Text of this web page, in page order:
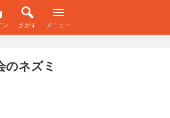
ン さがす メニュー
ネズミ